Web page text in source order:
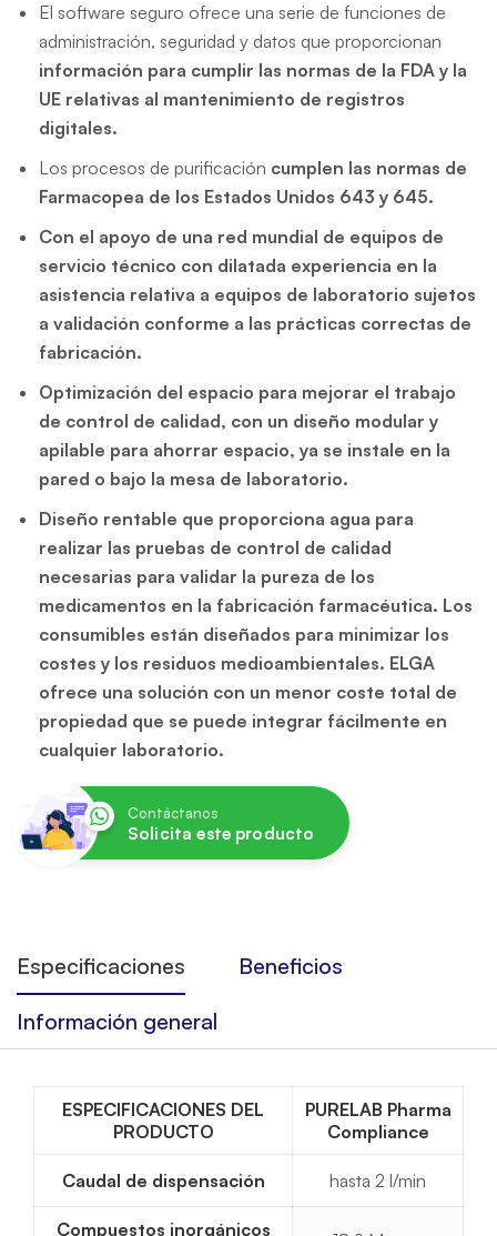
El software seguro ofrece una serie de funciones de
administración, seguridad y datos que proporcionan
información para cumplir las normas de la FDA y la
UE relativas al mantenimiento de registros
digitales.
Los procesos de purificación cumplen las normas de
Farmacopea de los Estados Unidos 643 y 645.
Con el apoyo de una red mundial de equipos de
servicio técnico con dilatada experiencia en la
asistencia relativa a equipos de laboratorio sujetos
a validación conforme a las prácticas correctas de
fabricación.
Optimización del espacio para mejorar el trabajo
de control de calidad, con un diseño modular y
apilable para ahorrar espacio, ya se instale en la
pared o bajo la mesa de laboratorio.
Diseño rentable que proporciona agua para
realizar las pruebas de control de calidad
necesarias para validar la pureza de los
medicamentos en la fabricación farmacéutica. Los
consumibles están diseñados para minimizar los
costes y los residuos medioambientales. ELGA
ofrece una solución con un menor coste total de
propiedad que se puede integrar fácilmente en
cualquier laboratorio.
Contáctanos
Solicita este producto
Especificaciones
Beneficios
Información general
ESPECIFICACIONES DEL
PRODUCTO
PURELAB Pharma
Compliance
Caudal de dispensación hasta 2 l/min
Compuestos inorgánicos